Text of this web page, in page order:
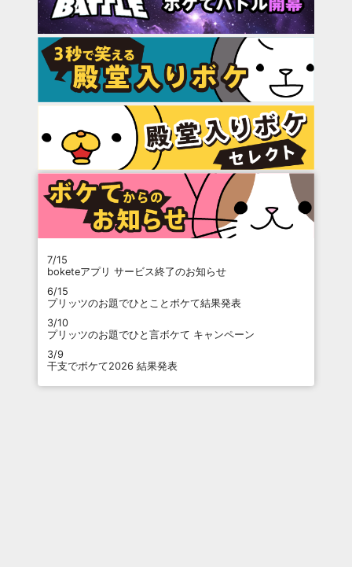
7/15
boketeアプリ サービス終了のお知らせ
6/15
プリッツのお題でひとことボケて結果発表
3/10
プリッツのお題でひと言ボケて キャンペーン
3/9
干支でボケて2026 結果発表